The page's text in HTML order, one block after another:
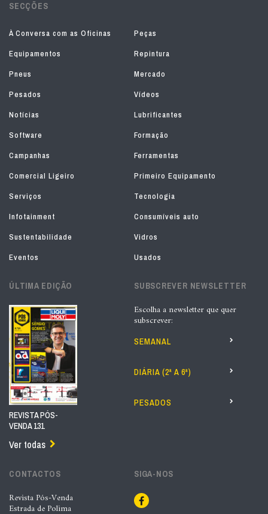
SECÇÕES
À Conversa com as Oficinas
Peças
Equipamentos
Repintura
Pneus
Mercado
Pesados
Vídeos
Notícias
Lubrificantes
Software
Formação
Campanhas
Ferramentas
Comercial Ligeiro
Primeiro Equipamento
Serviços
Tecnologia
Infotainment
Consumíveis auto
Sustentabilidade
Vidros
Eventos
Usados
ÚLTIMA EDIÇÃO
REVISTA PÓS-
VENDA 131
Ver todas
SUBSCREVER NEWSLETTER
Escolha a newsletter que quer
subscrever:
SEMANAL
DIÁRIA (2ª A 6ª)
PESADOS
CONTACTOS
Revista Pós-Venda
Estrada de Polima
SIGA-NOS